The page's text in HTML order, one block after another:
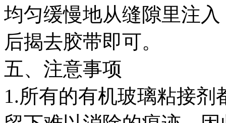
均匀缓慢地从缝隙里注
后揭去胶带即可。
五、注意事项
1.所有的有机玻璃粘接